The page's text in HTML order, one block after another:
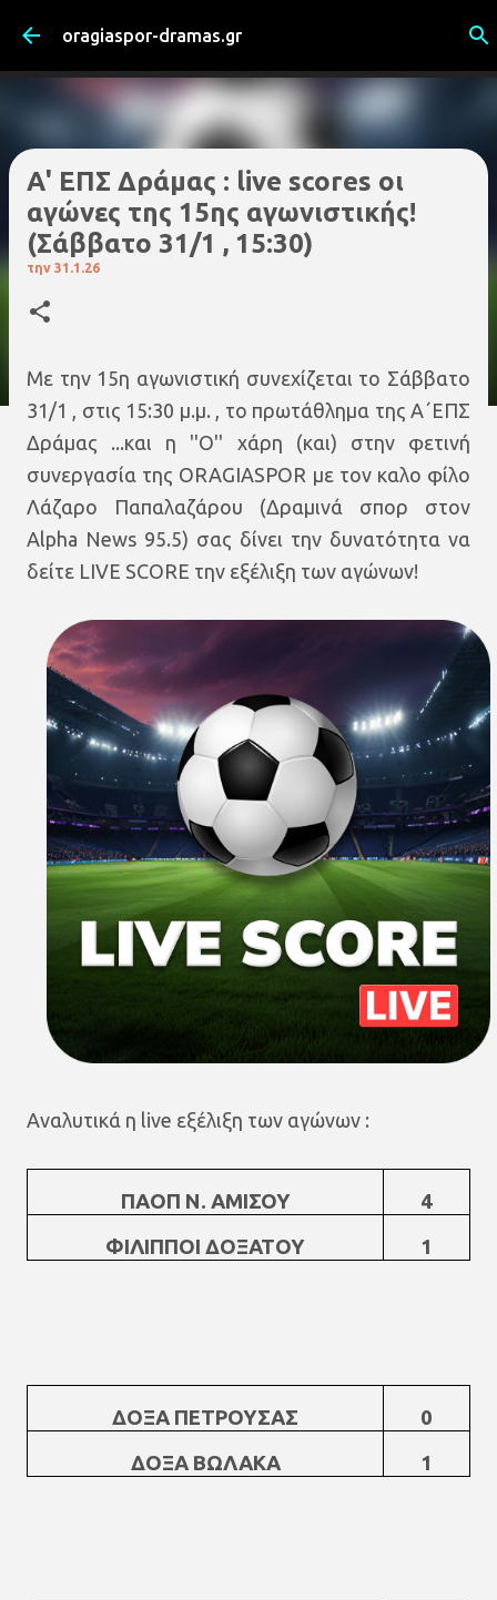
Μετάβαση στο κύριο περιεχόμενο
oragiaspor-dramas.gr
Α' ΕΠΣ Δράμας : live scores οι
αγώνες της 15ης αγωνιστικής!
(Σάββατο 31/1 , 15:30)
την 31.1.26
Με την 15η αγωνιστική συνεχίζεται το Σάββατο
31/1 , στις 15:30 μ.μ. , το πρωτάθλημα της Α΄ΕΠΣ
Δράμας ...και η ''Ο'' χάρη (και) στην φετινή
συνεργασία της ORAGIASPOR με τον καλο φίλο
Λάζαρο Παπαλαζάρου (Δραμινά σπορ στον
Alpha News 95.5) σας δίνει την δυνατότητα να
δείτε LIVE SCORE την εξέλιξη των αγώνων!
Αναλυτικά η live εξέλιξη των αγώνων :
ΠΑΟΠ Ν. ΑΜΙΣΟΥ
4
ΦΙΛΙΠΠΟΙ ΔΟΞΑΤΟΥ
1
ΔΟΞΑ ΠΕΤΡΟΥΣΑΣ
0
ΔΟΞΑ ΒΩΛΑΚΑ
1